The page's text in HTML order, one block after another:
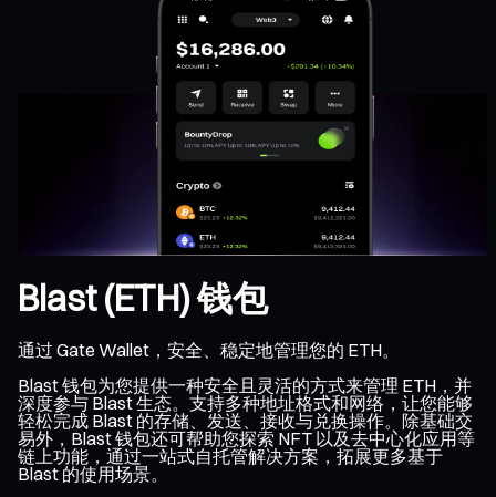
Blast (ETH) 钱包
通过 Gate Wallet，安全、稳定地管理您的 ETH。
Blast 钱包为您提供一种安全且灵活的方式来管理 ETH，并
深度参与 Blast 生态。支持多种地址格式和网络，让您能够
轻松完成 Blast 的存储、发送、接收与兑换操作。除基础交
易外，Blast 钱包还可帮助您探索 NFT 以及去中心化应用等
链上功能，通过一站式自托管解决方案，拓展更多基于
Blast 的使用场景。